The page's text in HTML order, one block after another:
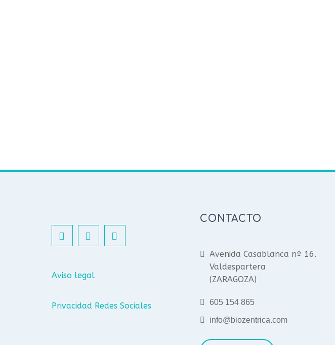
Aviso legal
Privacidad Redes Sociales
CONTACTO
Avenida Casablanca nº 16.
Valdespartera
(ZARAGOZA)
605 154 865
info@biozentrica.com